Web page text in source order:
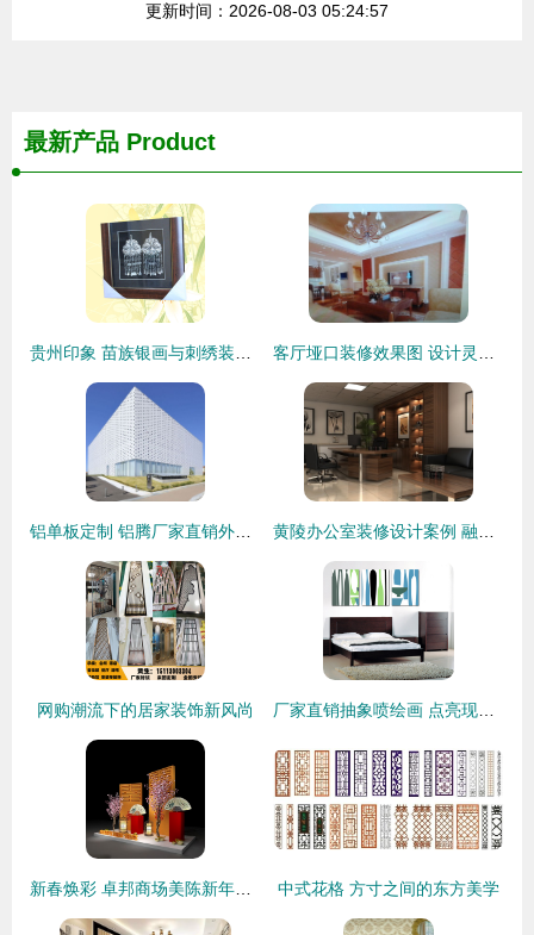
更新时间：2026-08-03 05:24:57
最新产品 Product
网购潮流下的居家装饰新风尚
中式花格 方寸之间的东方美学